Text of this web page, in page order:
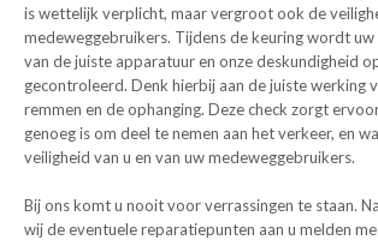
is wettelijk verplicht, maar vergroot ook de
medeweggebruikers. Tijdens de keuring wordt
van de juiste apparatuur en onze deskundigheid
gecontroleerd. Denk hierbij aan de juiste werking
remmen en de ophanging. Deze check zorgt
genoeg is om deel te nemen aan het verkeer, en
veiligheid van u en van uw medeweggebruikers.
Bij ons komt u nooit voor verrassingen te staan.
wij de eventuele reparatiepunten aan u melden